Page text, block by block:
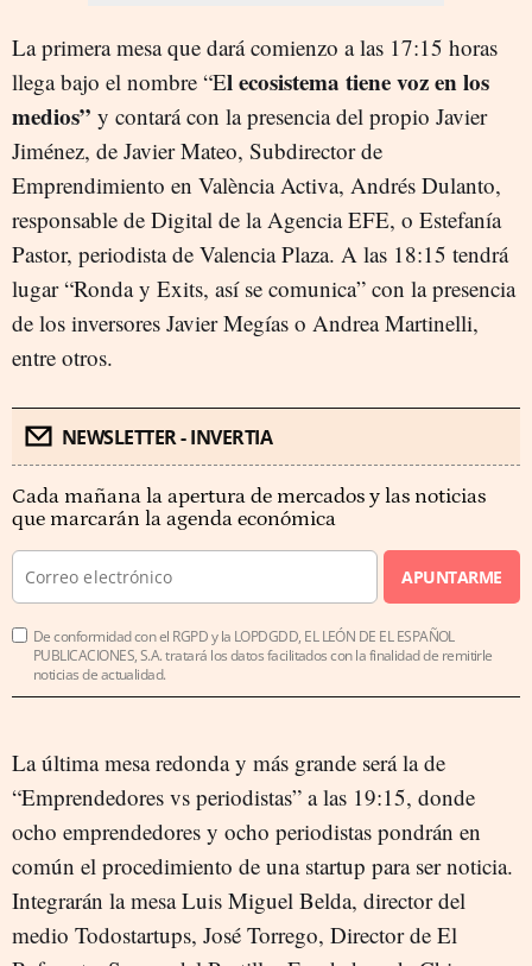
La primera mesa que dará comienzo a las 17:15 horas
llega bajo el nombre “El ecosistema tiene voz en los
medios” y contará con la presencia del propio Javier
Jiménez, de Javier Mateo, Subdirector de
Emprendimiento en València Activa, Andrés Dulanto,
responsable de Digital de la Agencia EFE, o Estefanía
Pastor, periodista de Valencia Plaza. A las 18:15 tendrá
lugar “Ronda y Exits, así se comunica” con la presencia
de los inversores Javier Megías o Andrea Martinelli,
entre otros.
NEWSLETTER - INVERTIA
Cada mañana la apertura de mercados y las noticias
que marcarán la agenda económica
APUNTARME
De conformidad con el RGPD y la LOPDGDD, EL LEÓN DE EL ESPAÑOL
PUBLICACIONES, S.A. tratará los datos facilitados con la finalidad de remitirle
noticias de actualidad.
La última mesa redonda y más grande será la de
“Emprendedores vs periodistas” a las 19:15, donde
ocho emprendedores y ocho periodistas pondrán en
común el procedimiento de una startup para ser noticia.
Integrarán la mesa Luis Miguel Belda, director del
medio Todostartups, José Torrego, Director de El